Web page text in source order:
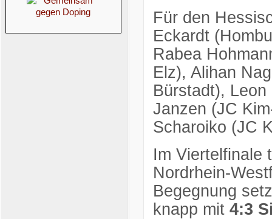
Für den
Eckardt
Rabea
Elz), Alihan
Bürstadt),
Janzen (JC
Scharoiko (JC
Im Viertelfinale
Nordrhein-
Begegnung
knapp mit 4:3